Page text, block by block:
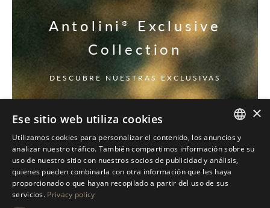
Antolini® Exclusive
Collection
DESCUBRE NUESTRAS EXCLUSIVAS
ITALIAN
ENGLISH
SPANISH
×
Ese sitio web utiliza cookies
Utilizamos cookies para personalizar el contenido, los anuncios y
analizar nuestro tráfico. También compartimos información sobre su
uso de nuestro sitio con nuestros socios de publicidad y análisis,
quienes pueden combinarla con otra información que les haya
proporcionado o que hayan recopilado a partir del uso de sus
servicios. Privacy policy